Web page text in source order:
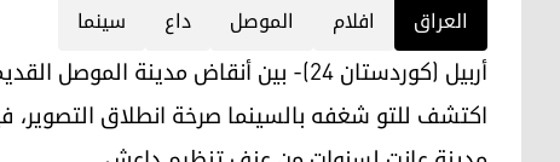
العراق افلام الموصل داع سينما
أربيل (كوردستان 24)- بين أنقاض مدينة
اكتشف للتو شغفه بالسينما صرخة انطلاق التصوير،